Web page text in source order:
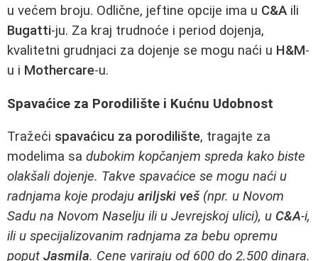
u većem broju. Odlične, jeftine opcije ima u C&A ili
Bugatti-ju. Za kraj trudnoće i period dojenja,
kvalitetni grudnjaci za dojenje se mogu naći u H&M-
u i Mothercare-u.
Spavaćice za Porodilište i Kućnu Udobnost
Tražeći spavaćicu za porodilište, tragajte za
modelima sa dubokim kopčanjem spreda kako biste
olakšali dojenje. Takve spavaćice se mogu naći u
radnjama koje prodaju ariljski veš (npr. u Novom
Sadu na Novom Naselju ili u Jevrejskoj ulici), u C&A-i,
ili u specijalizovanim radnjama za bebu opremu
poput Jasmila. Cene variraju od 600 do 2.500 dinara.